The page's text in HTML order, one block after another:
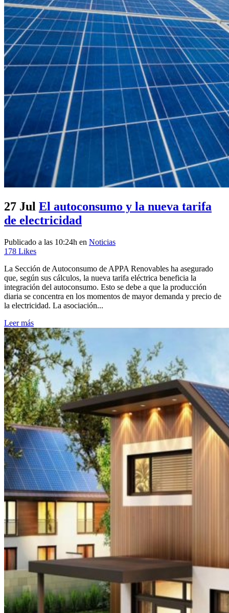
27 Jul El autoconsumo y la nueva tarifa
de electricidad
Publicado a las 10:24h en Noticias
178 Likes
La Sección de Autoconsumo de APPA Renovables ha asegurado
que, según sus cálculos, la nueva tarifa eléctrica beneficia la
integración del autoconsumo. Esto se debe a que la producción
diaria se concentra en los momentos de mayor demanda y precio de
la electricidad. La asociación...
Leer más